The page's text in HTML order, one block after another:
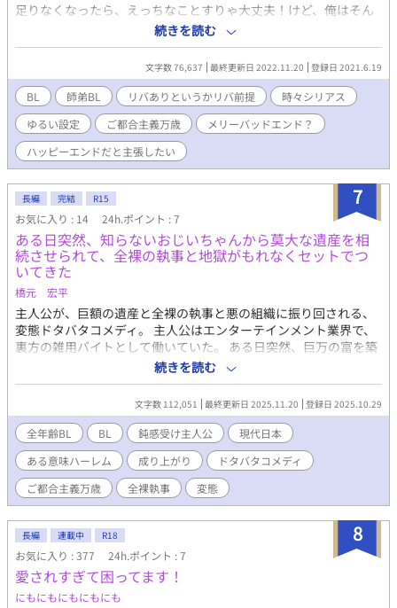
あるお話にはタイトルの頭に*を付けます。（3-7とかの数字の
前。 ・ちゅーまでしか行ってなくても前戯ならR18に含みます。
・なお、*の多くは全部ぶっ飛ばしても物語的に意味は通じるよう
にしていく予定です、苦手な方は全部ぶっ飛ばしてください。 ・
ありがちな異世界学園悪役令嬢婚約破棄モノを全部ちゃんぽんし
たBLの攻めキャラ視点のお話です。 ・執着強めなヤンデレ気味の
殿下視点なので、かなり思い詰めている描写等出てくるかもしれ
ませんが概ね全部大丈夫です。 ・そこまで心底悪い悪人なんて出
てこない平和な世界で固定CP、モブレ等の痛い展開もほとんどな
い、頭の中お花畑、ご都合主義万歳☆なハッピーハッピー☆☆☆
足りなくなったら、えっちなことすりゃ大丈夫！けど、俺はそん
なの望んじゃいねぇえええええ！ ＊＊＊ あらすじ通りの設定の
R18BLです。 前作の「魔王様は銀狼をだきたい」とは違い、がっ
つりいっぱい背後注意シーンがあります。 アホな設定ですが、が
っつりシリアスも入ります。 CPは師匠（ユージーン）×弟子（シ
ア）が基本になります、が、触手だったり、師匠以外にされそう
になるシーンも多々出てきますので、CP固定派の方はご注意くだ
さいませ…！ 師弟のリバもあります。注意書きが遅くなり申し訳
ありませんでした。 ＊＊＊ 12.2 完結しました！！ 読んでくださ
った方、ブクマをしてくださった方、しおりを挟んでくださった
た！！！
続きを読む
文字数 76,637 最終更新日 2022.11.20 登録日 2021.6.19
BL 師弟BL リバありというかリバ前提
時々シリアス
ゆるい設定
ご都合主義万歳
メリーバッドエンド？
ハッピーエンドだと主張したい
7
長編 完結 R15
お気に入り : 14 24h.ポイント : 7
ある日突然、知らないおじいちゃんから莫大な遺産を相
続させられて、全裸の執事と地獄がもれなくセットでつ
いてきた
橋元 宏平
主人公が、巨額の遺産と全裸の執事と悪の組織に振り回される、
変態ドタバタコメディ。 主人公はエンターテインメント業界で、
裏方の雑用バイトとして働いていた。 ある日突然、巨万の富を築
き上げたCEO《最高経営責任者》から遺産を相続されることに。
それにより、人生が大きく変わり始めるシンデレラストーリー。
前半は、たまにシリアスがインサートしてきますが、コメディが
全力シャトルランして戻ってきます。 後半あたりからシリアスが
本気出して、コメディが置いてきぼりをくらいますが、付かず離
れず付いてきます。 クトゥルフっぽい要素がありますが、匂わせ
程度です。 ※伝説のBLゲーム「裸執事」とは、１ｍｍも関係あり
ません。 もしこの作品がアニメ化されるとしたら、OPかEDに
「裸執事」の歌を使って欲しいと願っている、叶わぬ野望。
続きを読む
文字数 112,051 最終更新日 2025.11.20 登録日 2025.10.29
全年齢BL BL 鈍感受け主人公
現代日本
ある意味ハーレム
成り上がり
ドタバタコメディ
ご都合主義万歳
全裸執事 変態
8
長編 連載中 R18
お気に入り : 377 24h.ポイント : 7
愛されすぎて困ってます！
にもにもにもにもにも